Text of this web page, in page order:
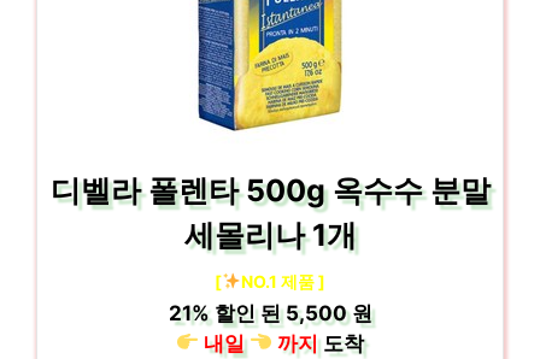
디벨라 폴렌타 500g 옥수수 분말
세몰리나 1개
[ NO.1 제품 ]
21%할인 된5,500 원
내일
까지도착